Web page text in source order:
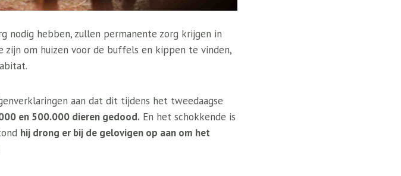
nodig hebben, zullen permanente zorg krijgen in
zijn om huizen voor de buffels en kippen te vinden,
aan dat dit tijdens het tweedaagse
en 500.000 dieren gedood. En het schokkende is
hij drong er bij de gelovigen op aan om het